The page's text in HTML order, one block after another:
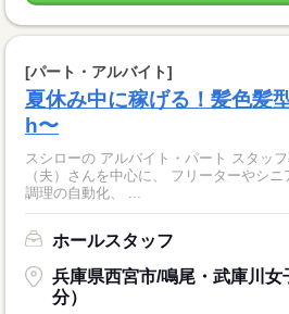
[パート・アルバイト]
夏休み中に稼げる！髪色髪
h〜
スシローの アルバイト・パート スタッフ募集中。 学
（夫）さんを中心に、 フリーターやシニアの方
調理の自動化、 ...
ホールスタッフ
兵庫県西宮市/鳴尾・武庫川女
分）